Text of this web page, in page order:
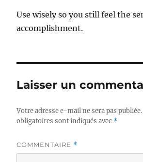
Use wisely so you still feel the
accomplishment.
Laisser un
Votre adresse e-mail ne sera pas publiée.
obligatoires sont indiqués avec *
COMMENTAIRE *